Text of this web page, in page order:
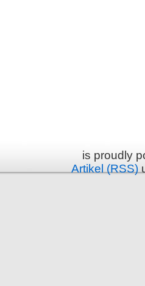
is proudly
Artikel (RSS)